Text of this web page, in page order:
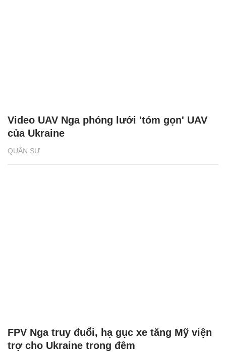
QUÂN SỰ
Video UAV Nga phóng lưới 'tóm gọn' UAV
của Ukraine
FPV Nga truy đuổi, hạ gục xe tăng Mỹ viện
trợ cho Ukraine trong đêm